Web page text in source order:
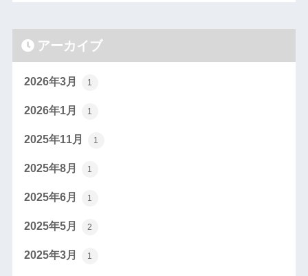
アーカイブ
2026年3月 1
2026年1月 1
2025年11月 1
2025年8月 1
2025年6月 1
2025年5月 2
2025年3月 1